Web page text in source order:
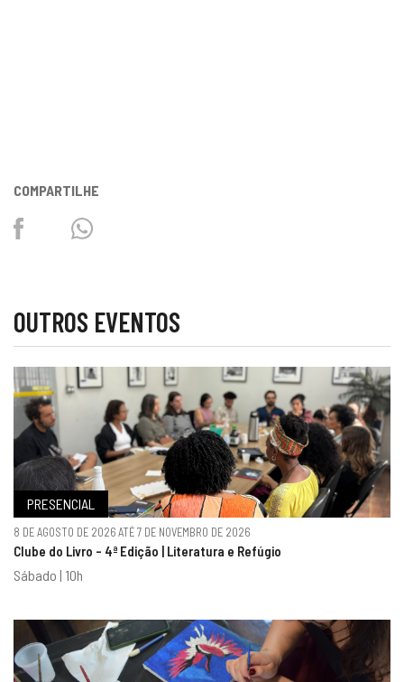
COMPARTILHE
FacebookTwitterWhatsapp
OUTROS EVENTOS
PRESENCIAL
8 DE AGOSTO DE 2026 ATÉ 7 DE NOVEMBRO DE 2026
Clube do Livro - 4ª Edição | Literatura e Refúgio
Sábado | 10h